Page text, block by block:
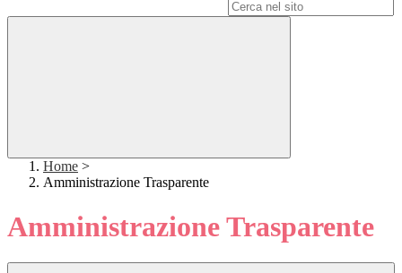
Home >
Amministrazione Trasparente
Amministrazione Trasparente